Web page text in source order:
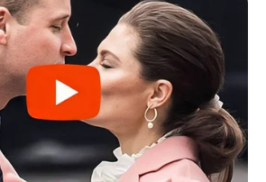
CƏMİYYƏT